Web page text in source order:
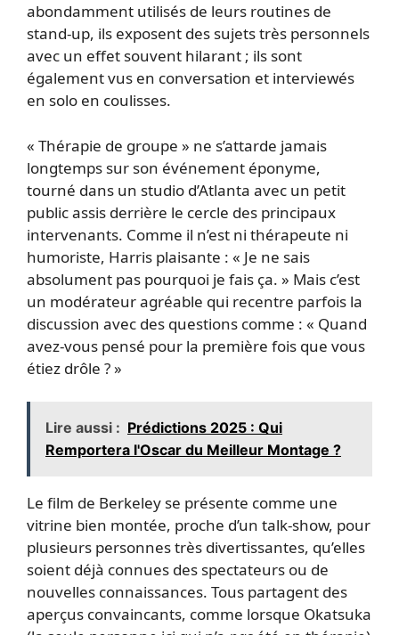
abondamment utilisés de leurs routines de
stand-up, ils exposent des sujets très personnels
avec un effet souvent hilarant ; ils sont
également vus en conversation et interviewés
en solo en coulisses.
« Thérapie de groupe » ne s’attarde jamais
longtemps sur son événement éponyme,
tourné dans un studio d’Atlanta avec un petit
public assis derrière le cercle des principaux
intervenants. Comme il n’est ni thérapeute ni
humoriste, Harris plaisante : « Je ne sais
absolument pas pourquoi je fais ça. » Mais c’est
un modérateur agréable qui recentre parfois la
discussion avec des questions comme : « Quand
avez-vous pensé pour la première fois que vous
étiez drôle ? »
Lire aussi : Prédictions 2025 : Qui
Remportera l'Oscar du Meilleur Montage ?
Le film de Berkeley se présente comme une
vitrine bien montée, proche d’un talk-show, pour
plusieurs personnes très divertissantes, qu’elles
soient déjà connues des spectateurs ou de
nouvelles connaissances. Tous partagent des
aperçus convaincants, comme lorsque Okatsuka